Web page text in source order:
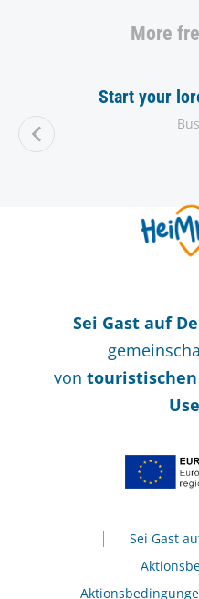
More
Start your
Sei Gast auf
von
Sei Gast